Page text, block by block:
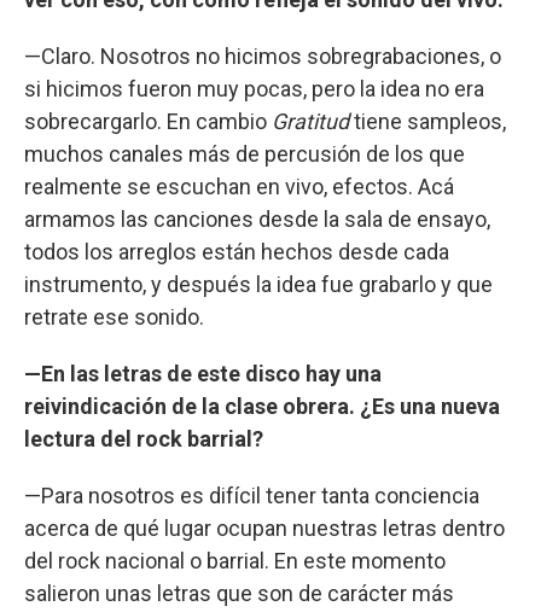
—Claro. Nosotros no hicimos sobregrabaciones, o
si hicimos fueron muy pocas, pero la idea no era
sobrecargarlo. En cambio Gratitudtiene sampleos,
muchos canales más de percusión de los que
realmente se escuchan en vivo, efectos. Acá
armamos las canciones desde la sala de ensayo,
todos los arreglos están hechos desde cada
instrumento, y después la idea fue grabarlo y que
retrate ese sonido.
—En las letras de este disco hay una
reivindicación de la clase obrera. ¿Es una nueva
lectura del rock barrial?
—Para nosotros es difícil tener tanta conciencia
acerca de qué lugar ocupan nuestras letras dentro
del rock nacional o barrial. En este momento
salieron unas letras que son de carácter más